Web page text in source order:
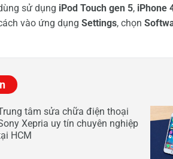
sử dụng iPod Touch gen 5, iPhone
vào ứng dụng Settings, chọn
tâm sửa chữa điện thoại
Xepria uy tín chuyên nghiệp
HCM